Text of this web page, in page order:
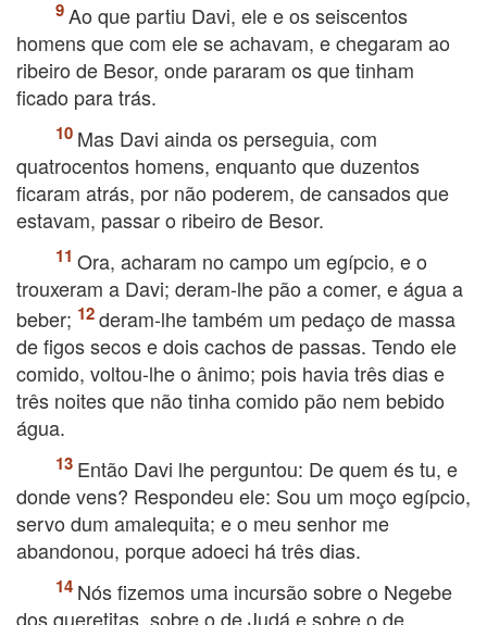
Ao que partiu Davi, ele e os seiscentos
homens que com ele se achavam, e chegaram ao
ribeiro de Besor, onde pararam os que tinham
ficado para trás.
Mas Davi ainda os perseguia, com
quatrocentos homens, enquanto que duzentos
ficaram atrás, por não poderem, de cansados que
estavam, passar o ribeiro de Besor.
Ora, acharam no campo um egípcio, e o
trouxeram a Davi; deram-lhe pão a comer, e água a
beber;
deram-lhe também um pedaço de massa
de figos secos e dois cachos de passas. Tendo ele
comido, voltou-lhe o ânimo; pois havia três dias e
três noites que não tinha comido pão nem bebido
água.
Então Davi lhe perguntou: De quem és tu, e
donde vens? Respondeu ele: Sou um moço egípcio,
servo dum amalequita; e o meu senhor me
abandonou, porque adoeci há três dias.
Nós fizemos uma incursão sobre o Negebe
dos queretitas, sobre o de Judá e sobre o de